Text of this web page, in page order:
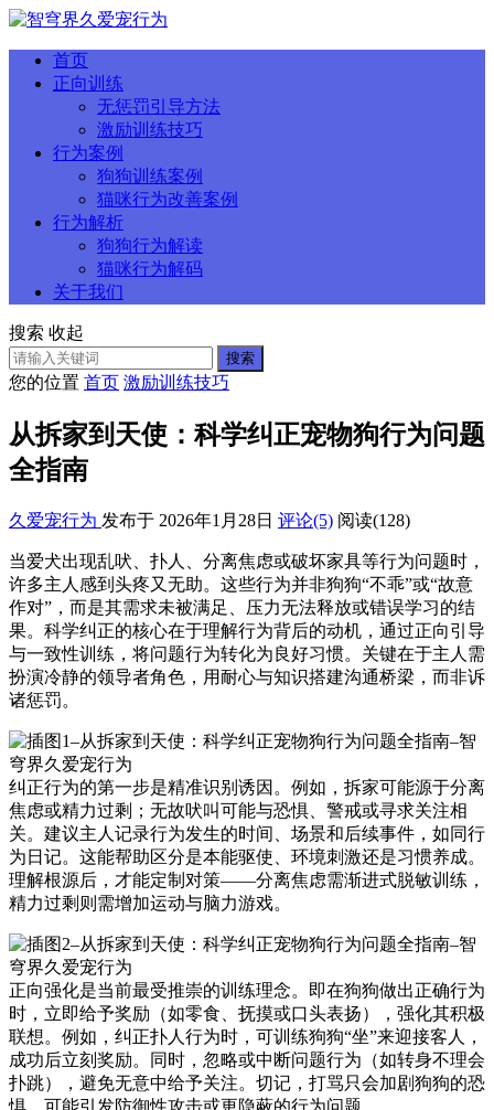
首页
正向训练
无惩罚引导方法
激励训练技巧
行为案例
狗狗训练案例
猫咪行为改善案例
行为解析
狗狗行为解读
猫咪行为解码
关于我们
搜索 收起
搜索
您的位置 首页 激励训练技巧
从拆家到天使：科学纠正宠物狗行为问题
全指南
久爱宠行为 发布于 2026年1月28日 评论(5) 阅读(128)
当爱犬出现乱吠、扑人、分离焦虑或破坏家具等行为问题时，
许多主人感到头疼又无助。这些行为并非狗狗“不乖”或“故意
作对”，而是其需求未被满足、压力无法释放或错误学习的结
果。科学纠正的核心在于理解行为背后的动机，通过正向引导
与一致性训练，将问题行为转化为良好习惯。关键在于主人需
扮演冷静的领导者角色，用耐心与知识搭建沟通桥梁，而非诉
诸惩罚。
纠正行为的第一步是精准识别诱因。例如，拆家可能源于分离
焦虑或精力过剩；无故吠叫可能与恐惧、警戒或寻求关注相
关。建议主人记录行为发生的时间、场景和后续事件，如同行
为日记。这能帮助区分是本能驱使、环境刺激还是习惯养成。
理解根源后，才能定制对策——分离焦虑需渐进式脱敏训练，
精力过剩则需增加运动与脑力游戏。
正向强化是当前最受推崇的训练理念。即在狗狗做出正确行为
时，立即给予奖励（如零食、抚摸或口头表扬），强化其积极
联想。例如，纠正扑人行为时，可训练狗狗“坐”来迎接客人，
成功后立刻奖励。同时，忽略或中断问题行为（如转身不理会
扑跳），避免无意中给予关注。切记，打骂只会加剧狗狗的恐
惧，可能引发防御性攻击或更隐蔽的行为问题。